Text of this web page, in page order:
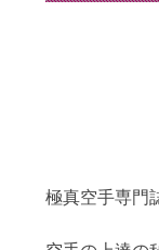
極真空手専門